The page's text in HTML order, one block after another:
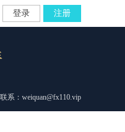
登录 注册
系：weiquan@fx110.vip